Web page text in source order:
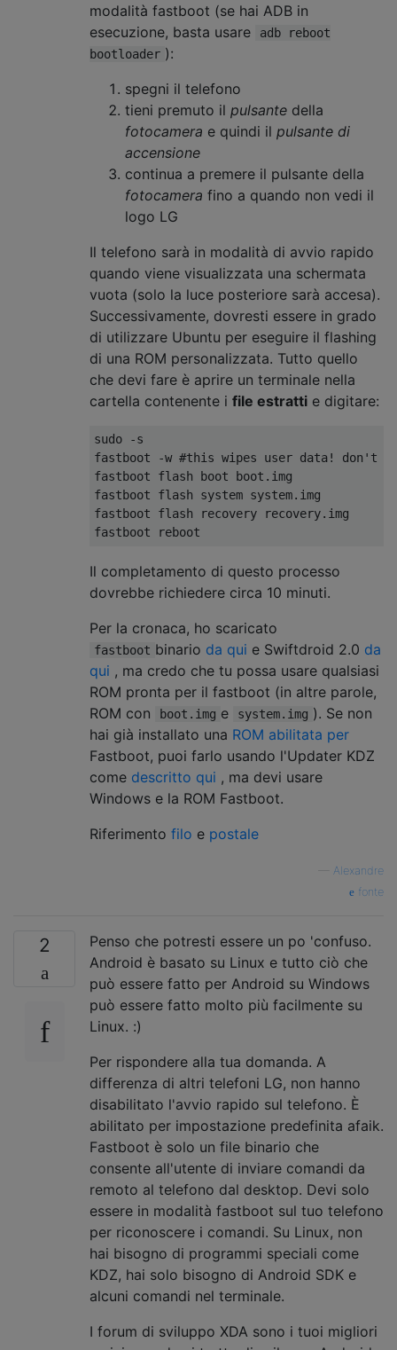
modalità fastboot (se hai ADB in
esecuzione, basta usare
adb reboot
bootloader ):
spegni il telefono
tieni premuto il pulsante della
fotocamera e quindi il pulsante di
accensione
continua a premere il pulsante della
fotocamera fino a quando non vedi il
logo LG
Il telefono sarà in modalità di avvio rapido
quando viene visualizzata una schermata
vuota (solo la luce posteriore sarà accesa).
Successivamente, dovresti essere in grado
di utilizzare Ubuntu per eseguire il flashing
di una ROM personalizzata. Tutto quello
che devi fare è aprire un terminale nella
cartella contenente i file estratti e digitare:
sudo -s
fastboot -w #this wipes user data! don't
fastboot flash boot boot.img
fastboot flash system system.img
fastboot flash recovery recovery.img
Il completamento di questo processo
dovrebbe richiedere circa 10 minuti.
Per la cronaca, ho scaricato
fastboot binario da qui e Swiftdroid 2.0 da
qui , ma credo che tu possa usare qualsiasi
ROM pronta per il fastboot (in altre parole,
ROM con
boot.img e system.img ). Se non
hai già installato una ROM abilitata per
Fastboot, puoi farlo usando l'Updater KDZ
come descritto qui , ma devi usare
Windows e la ROM Fastboot.
Riferimento filo e postale
Alexandre
fonte
2
Penso che potresti essere un po 'confuso.
Android è basato su Linux e tutto ciò che
può essere fatto per Android su Windows
può essere fatto molto più facilmente su
Linux. :)
Per rispondere alla tua domanda. A
differenza di altri telefoni LG, non hanno
disabilitato l'avvio rapido sul telefono. È
abilitato per impostazione predefinita afaik.
Fastboot è solo un file binario che
consente all'utente di inviare comandi da
remoto al telefono dal desktop. Devi solo
essere in modalità fastboot sul tuo telefono
per riconoscere i comandi. Su Linux, non
hai bisogno di programmi speciali come
KDZ, hai solo bisogno di Android SDK e
alcuni comandi nel terminale.
I forum di sviluppo XDA sono i tuoi migliori